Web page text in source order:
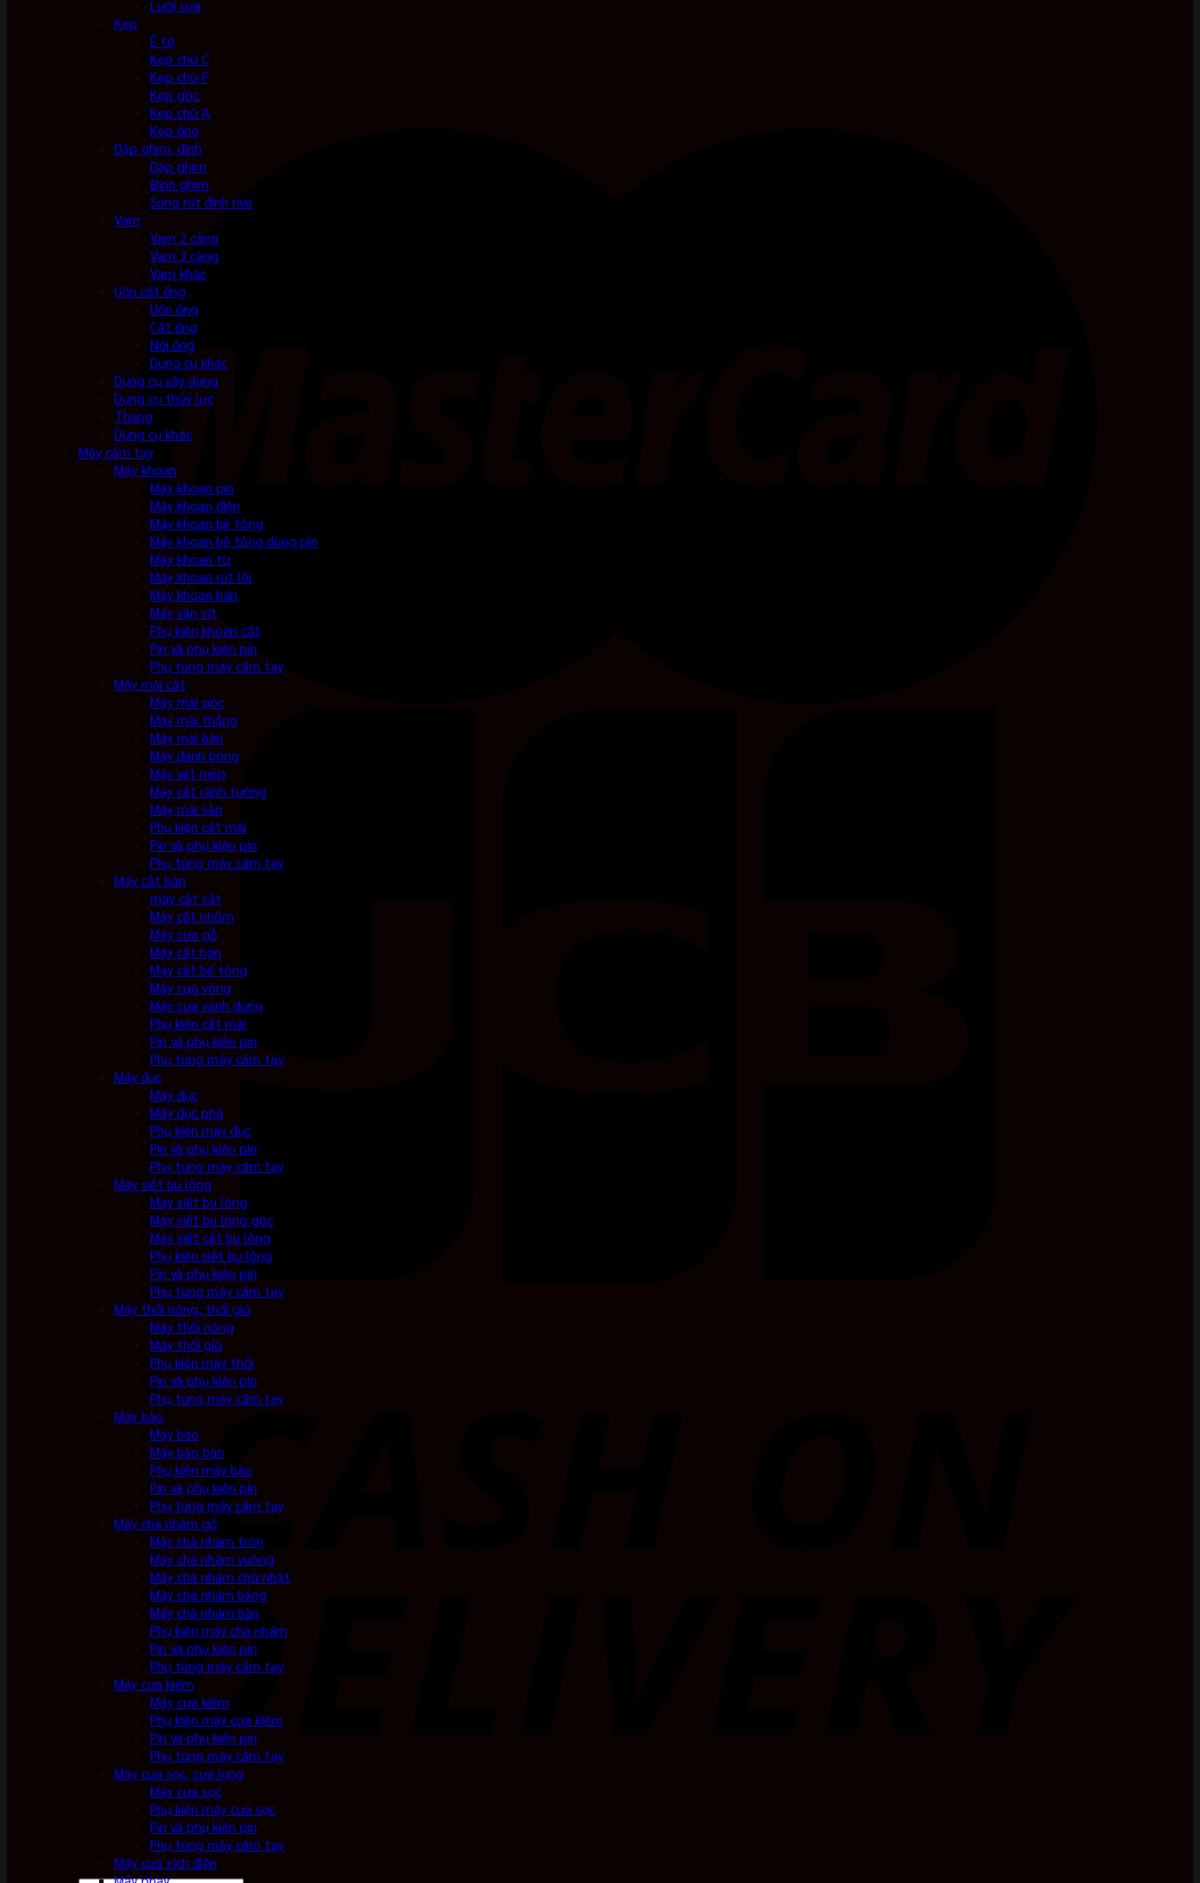
Lưỡi cưa
Kẹp
Ê tô
Kẹp chữ C
Kẹp chữ F
Kẹp góc
Kẹp chữ A
Kẹp ống
Dập ghim, đinh
Dập ghim
Đinh ghim
Súng rút đinh rive
Vam
Vam 2 càng
Vam 3 càng
Vam khác
Uốn cắt ống
Uốn ống
Cắt ống
Nối ống
Dụng cụ khác
Dụng cụ xây dựng
Dụng cụ thủy lực
Thang
Dụng cụ khác
Máy cầm tay
Máy khoan
Máy khoan pin
Máy khoan điện
Máy khoan bê tông
Máy khoan bê tông dùng pin
Máy khoan từ
Máy khoan rút lõi
Máy khoan bàn
Máy vặn vít
Phụ kiện khoan cắt
Pin và phụ kiện pin
Phụ tùng máy cầm tay
Máy mài cắt
Máy mài góc
Máy mài thẳng
Máy mài bàn
Máy đánh bóng
Máy vát mép
Máy cắt rãnh tường
Máy mài sàn
Phụ kiện cắt mài
Pin và phụ kiện pin
Phụ tùng máy cầm tay
Máy cắt bàn
máy cắt sắt
Máy cắt nhôm
Máy cưa gỗ
Máy cắt bàn
Máy cắt bê tông
Máy cưa vòng
Máy cưa vanh đứng
Phụ kiện cắt mài
Pin và phụ kiện pin
Phụ tùng máy cầm tay
Máy đục
Máy đục
Máy đục phá
Phụ kiện máy đục
Pin và phụ kiện pin
Phụ tùng máy cầm tay
Máy siết bu lông
Máy siết bu lông
Máy siết bu lông góc
Máy siết cắt bu lông
Phụ kiện siết bu lông
Pin và phụ kiện pin
Phụ tùng máy cầm tay
Máy thổi nóng, thổi gió
Máy thổi nóng
Máy thổi gió
Phụ kiện máy thổi
Pin và phụ kiện pin
Phụ tùng máy cầm tay
Máy bào
Máy bào
Máy bào bàn
Phụ kiện máy bào
Pin và phụ kiện pin
Phụ tùng máy cầm tay
Máy chà nhám gỗ
Máy chà nhám tròn
Máy chà nhám vuông
Máy chà nhám chữ nhật
Máy chà nhám băng
Máy chà nhám bàn
Phụ kiện máy chà nhám
Pin và phụ kiện pin
Phụ tùng máy cầm tay
Máy cưa kiếm
Máy cưa kiếm
Phụ kiện máy cưa kiếm
Pin và phụ kiện pin
Phụ tùng máy cầm tay
Máy cưa sọc, cưa lọng
Máy cưa sọc
Phụ kiện máy cưa sọc
Pin và phụ kiện pin
Phụ tùng máy cầm tay
Máy cưa xích điện